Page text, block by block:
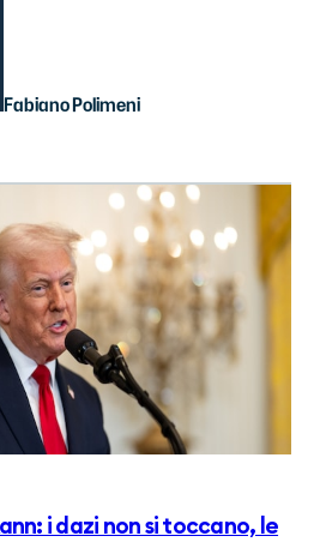
Fabiano Polimeni
i dazi non si toccano, le